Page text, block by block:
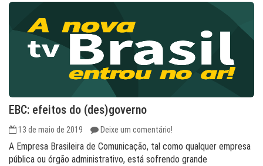
EBC: efeitos do (des)governo
13 de maio de 2019 Deixe um comentário!
A Empresa Brasileira de Comunicação, tal como qualquer empresa
pública ou órgão administrativo, está sofrendo grande